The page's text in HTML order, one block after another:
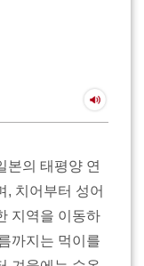
본의 태평양 연
, 치어부터 성어
지역을 이동하
까지는 먹이를